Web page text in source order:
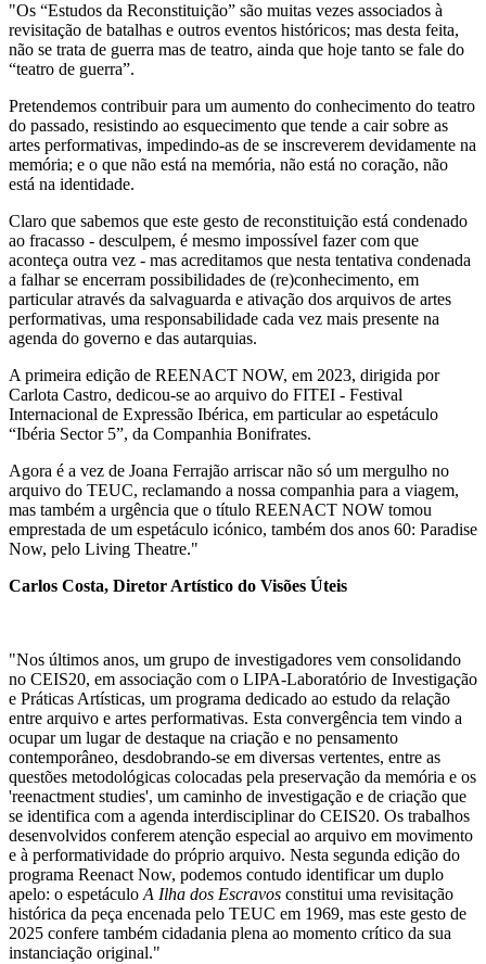
"Os “Estudos da Reconstituição” são muitas vezes associados à
revisitação de batalhas e outros eventos históricos; mas desta feita,
não se trata de guerra mas de teatro, ainda que hoje tanto se fale do
“teatro de guerra”.
Pretendemos contribuir para um aumento do conhecimento do teatro
do passado, resistindo ao esquecimento que tende a cair sobre as
artes performativas, impedindo-as de se inscreverem devidamente na
memória; e o que não está na memória, não está no coração, não
está na identidade.
Claro que sabemos que este gesto de reconstituição está condenado
ao fracasso - desculpem, é mesmo impossível fazer com que
aconteça outra vez - mas acreditamos que nesta tentativa condenada
a falhar se encerram possibilidades de (re)conhecimento, em
particular através da salvaguarda e ativação dos arquivos de artes
performativas, uma responsabilidade cada vez mais presente na
agenda do governo e das autarquias.
A primeira edição de REENACT NOW, em 2023, dirigida por
Carlota Castro, dedicou-se ao arquivo do FITEI - Festival
Internacional de Expressão Ibérica, em particular ao espetáculo
“Ibéria Sector 5”, da Companhia Bonifrates.
Agora é a vez de Joana Ferrajão arriscar não só um mergulho no
arquivo do TEUC, reclamando a nossa companhia para a viagem,
mas também a urgência que o título REENACT NOW tomou
emprestada de um espetáculo icónico, também dos anos 60: Paradise
Now, pelo Living Theatre."
Carlos Costa, Diretor Artístico do Visões Úteis
"Nos últimos anos, um grupo de investigadores vem consolidando
no CEIS20, em associação com o LIPA-Laboratório de Investigação
e Práticas Artísticas, um programa dedicado ao estudo da relação
entre arquivo e artes performativas. Esta convergência tem vindo a
ocupar um lugar de destaque na criação e no pensamento
contemporâneo, desdobrando-se em diversas vertentes, entre as
questões metodológicas colocadas pela preservação da memória e os
'reenactment studies', um caminho de investigação e de criação que
se identifica com a agenda interdisciplinar do CEIS20. Os trabalhos
desenvolvidos conferem atenção especial ao arquivo em movimento
e à performatividade do próprio arquivo. Nesta segunda edição do
programa Reenact Now, podemos contudo identificar um duplo
apelo: o espetáculo A Ilha dos Escravos constitui uma revisitação
histórica da peça encenada pelo TEUC em 1969, mas este gesto de
2025 confere também cidadania plena ao momento crítico da sua
instanciação original."